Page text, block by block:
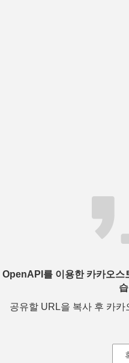
OpenAPI를 이용한 카카오스
공유할 URL을 복사 후 카